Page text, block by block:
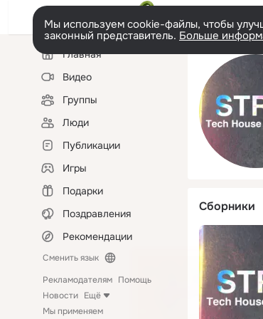
Мы используем cookie-файлы, чтобы
законный представитель. Больше
Левая
колонкаГлавная
Видео
Группы
Люди
Публикации
Игры
Подарки
Поздравления
Рекомендации
Сменить язык
Рекламодателям Помощь
Новости Ещё
Мы применяем
Сборники